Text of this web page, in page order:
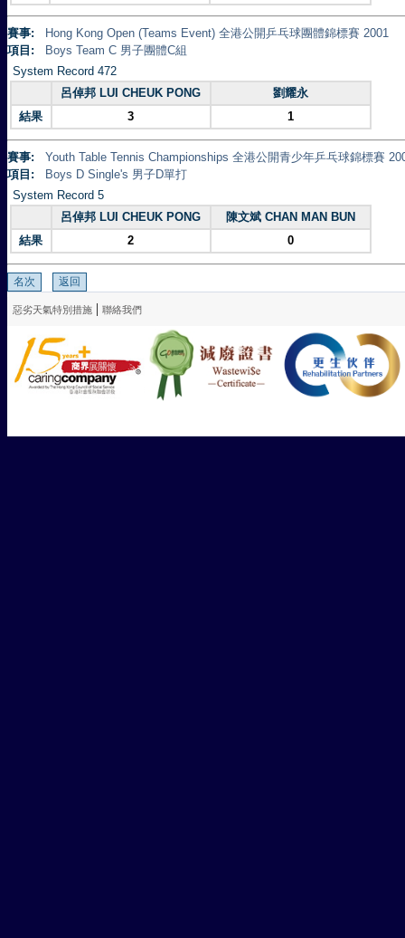
賽事:
Hong Kong Open (Teams Event) 全港公開乒乓球團體錦標賽 2001
項目:
Boys Team C 男子團體C組
System Record 472
呂倬邦 LUI CHEUK PONG
劉耀永
結果
3 1
賽事:
Youth Table Tennis Championships 全港公開青少年乒乓球錦標賽
項目:
Boys D Single's 男子D單打
System Record 5
呂倬邦 LUI CHEUK PONG
陳文斌 CHAN MAN BUN
結果
2 0